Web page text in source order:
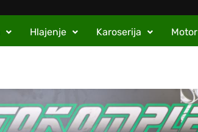
Hlajenje Karoserija Motor